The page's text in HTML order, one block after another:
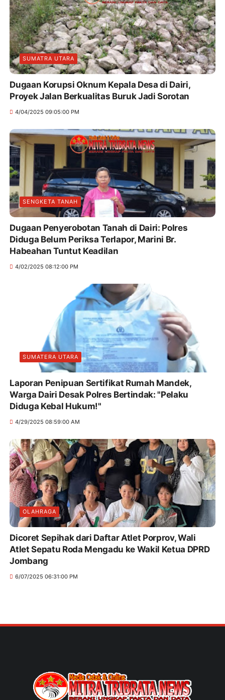
SUMATRA UTARA
Dugaan Korupsi Oknum Kepala Desa di Dairi,
Proyek Jalan Berkualitas Buruk Jadi Sorotan
4/04/2025 09:05:00 PM
SENGKETA TANAH
Dugaan Penyerobotan Tanah di Dairi: Polres
Diduga Belum Periksa Terlapor, Marini Br.
Habeahan Tuntut Keadilan
4/02/2025 08:12:00 PM
SUMATERA UTARA
Laporan Penipuan Sertifikat Rumah Mandek,
Warga Dairi Desak Polres Bertindak: "Pelaku
Diduga Kebal Hukum!"
4/29/2025 08:59:00 AM
OLAHRAGA
Dicoret Sepihak dari Daftar Atlet Porprov, Wali
Atlet Sepatu Roda Mengadu ke Wakil Ketua DPRD
Jombang
6/07/2025 06:31:00 PM